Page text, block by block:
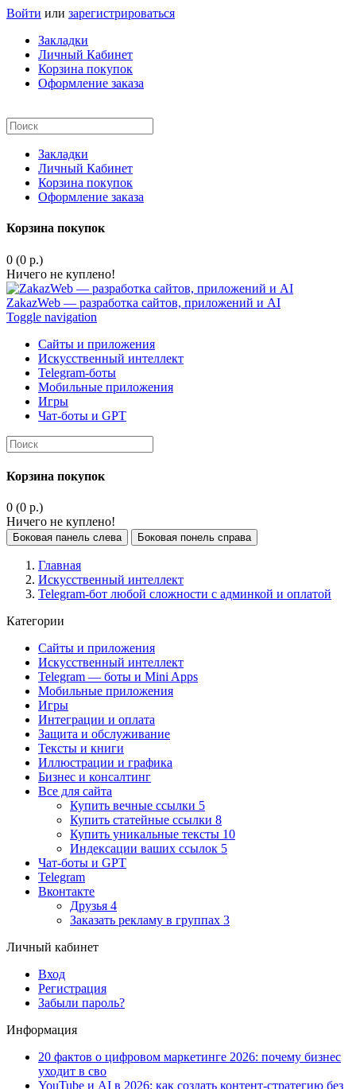
Войти или зарегистрироваться
Закладки
Личный Кабинет
Корзина покупок
Оформление заказа
Закладки
Личный Кабинет
Корзина покупок
Оформление заказа
Корзина покупок
0 (0 р.)
Ничего не куплено!
ZakazWeb — разработка сайтов, приложений и AI
Toggle navigation
Сайты и приложения
Искусственный интеллект
Telegram-боты
Мобильные приложения
Игры
Чат-боты и GPT
Корзина покупок
0 (0 р.)
Ничего не куплено!
Боковая панель слева Боковая понель справа
Главная
Искусственный интеллект
Telegram-бот любой сложности с админкой и оплатой
Категории
Сайты и приложения
Искусственный интеллект
Telegram — боты и Mini Apps
Мобильные приложения
Игры
Интеграции и оплата
Защита и обслуживание
Тексты и книги
Иллюстрации и графика
Бизнес и консалтинг
Все для сайта
Купить вечные ссылки 5
Купить статейные ссылки 8
Купить уникальные тексты 10
Индексации ваших ссылок 5
Чат-боты и GPT
Telegram
Вконтакте
Друзья 4
Заказать рекламу в группах 3
Личный кабинет
Вход
Регистрация
Забыли пароль?
Информация
20 фактов о цифровом маркетинге 2026: почему бизнес
уходит в сво
YouTube и AI в 2026: как создать контент-стратегию без